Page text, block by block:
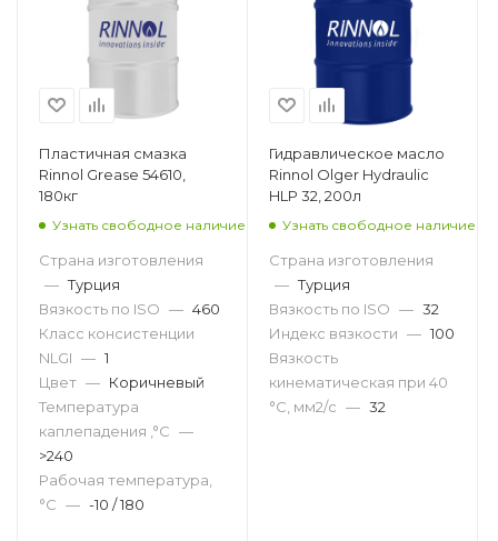
Пластичная смазка
Rinnol Grease 54610,
180кг
Узнать свободное наличие
Страна изготовления
— Турция
Вязкость по ISO — 460
Класс консистенции
NLGI — 1
Цвет — Коричневый
Температура
каплепадения ,°C —
>240
Рабочая температура,
°С — -10 / 180
Гидравлическое масло
Rinnol Olger Hydraulic
HLP 32, 200л
Узнать свободное наличие
Страна изготовления
— Турция
Вязкость по ISO — 32
Индекс вязкости — 100
Вязкость
кинематическая при 40
°С, мм2/с — 32